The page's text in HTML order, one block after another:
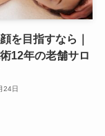
を目指すなら｜
12年の老舗サロ
24日